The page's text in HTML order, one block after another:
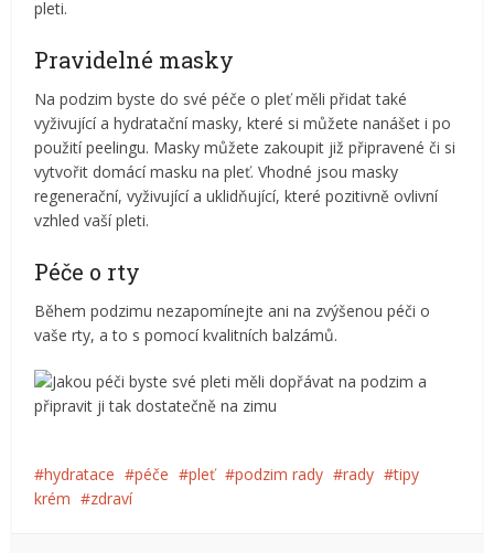
pleti.
Pravidelné masky
Na podzim byste do své péče o pleť měli přidat také
vyživující a hydratační masky, které si můžete nanášet i po
použití peelingu. Masky můžete zakoupit již připravené či si
vytvořit domácí masku na pleť. Vhodné jsou masky
regenerační, vyživující a uklidňující, které pozitivně ovlivní
vzhled vaší pleti.
Péče o rty
Během podzimu nezapomínejte ani na zvýšenou péči o
vaše rty, a to s pomocí kvalitních balzámů.
hydratace péče pleť podzim rady rady
tipy
krém
zdraví